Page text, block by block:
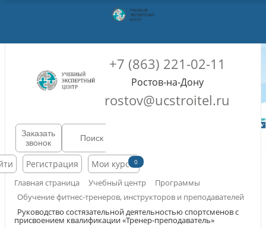
+7 (863) 221-02-11
Ростов-на-Дону
rostov@ucstroitel.ru
Заказать
звонок
Регистрация Мои курсы0
Главная страница Учебный центр
Программы
Обучение фитнес-тренеров, инструкторов и преподавателей
Руководство состязательной деятельностью спортсменов с
присвоением квалификации «Тренер-преподаватель»